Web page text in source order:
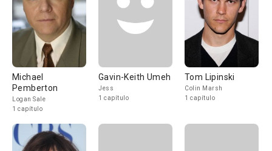
Michael
Pemberton
Logan Sale
1 capítulo
Gavin-Keith Umeh
Jess
1 capítulo
Tom Lipinski
Colin Marsh
1 capítulo